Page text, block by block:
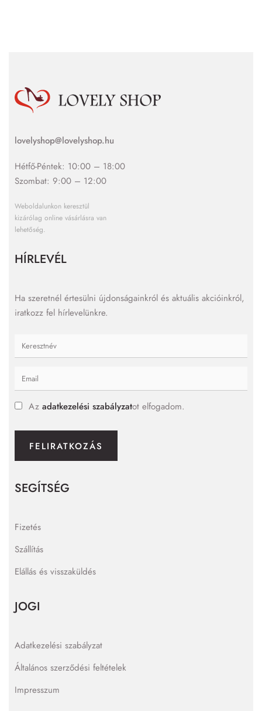
lovelyshop@lovelyshop.hu
Hétfő-Péntek: 10:00 – 18:00
Szombat: 9:00 – 12:00
Weboldalunkon keresztül
kizárólag online vásárlásra van
lehetőség.
SEGÍTSÉG
Fizetés
Szállítás
Elállás és visszaküldés
JOGI
Adatkezelési szabályzat
Általános szerződési feltételek
Impresszum
HÍRLEVÉL
Ha szeretnél értesülni újdonságainkról és aktuális akcióinkról,
iratkozz fel hírlevelünkre.
Az adatkezelési szabályzatot elfogadom.
FELIRATKOZÁS